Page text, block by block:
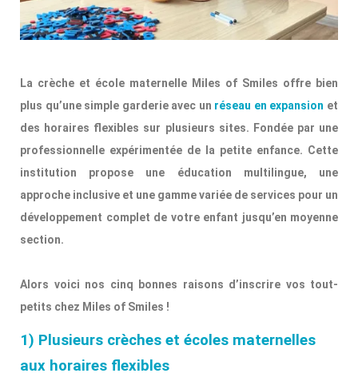
La crèche et école maternelle Miles of Smiles offre bien
plus qu’une simple garderie avec un réseau en expansion et
des horaires flexibles sur plusieurs sites. Fondée par une
professionnelle expérimentée de la petite enfance. Cette
institution propose une éducation multilingue, une
approche inclusive et une gamme variée de services pour un
développement complet de votre enfant jusqu’en moyenne
section.
Alors voici nos cinq bonnes raisons d’inscrire vos tout-
petits chez Miles of Smiles !
1) Plusieurs crèches et écoles maternelles
aux horaires flexibles